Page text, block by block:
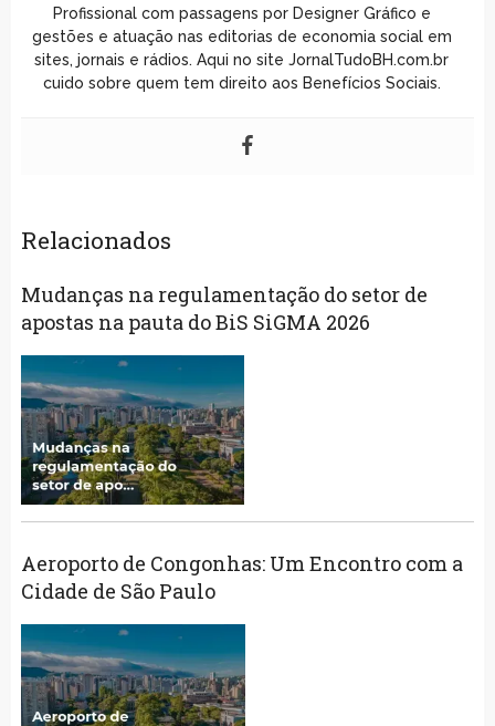
Profissional com passagens por Designer Gráfico e
gestões e atuação nas editorias de economia social em
sites, jornais e rádios. Aqui no site JornalTudoBH.com.br
cuido sobre quem tem direito aos Benefícios Sociais.
Relacionados
Mudanças na regulamentação do setor de
apostas na pauta do BiS SiGMA 2026
Aeroporto de Congonhas: Um Encontro com a
Cidade de São Paulo